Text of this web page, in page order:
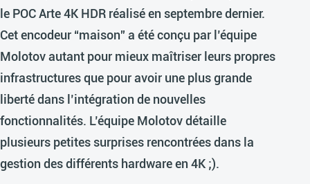
le POC Arte 4K HDR réalisé en septembre dernier.
Cet encodeur “maison” a été conçu par l’équipe
Molotov autant pour mieux maîtriser leurs propres
infrastructures que pour avoir une plus grande
liberté dans l’intégration de nouvelles
fonctionnalités. L’équipe Molotov détaille
plusieurs petites surprises rencontrées dans la
gestion des différents hardware en 4K ;).